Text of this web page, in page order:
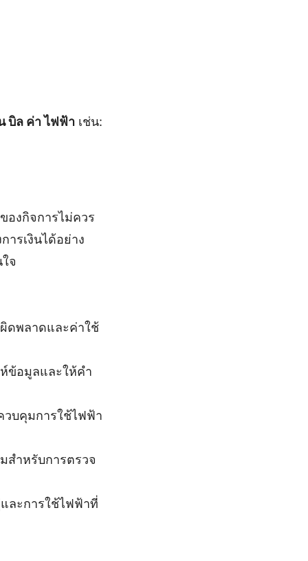
บิล ค่า ไฟฟ้า เช่น:
องกิจการไม่ควร
ารเงินได้อย่าง
จ
ดพลาดและค่าใช้
ข้อมูลและให้คำ
บคุมการใช้ไฟฟ้า
สำหรับการตรวจ
ละการใช้ไฟฟ้าที่